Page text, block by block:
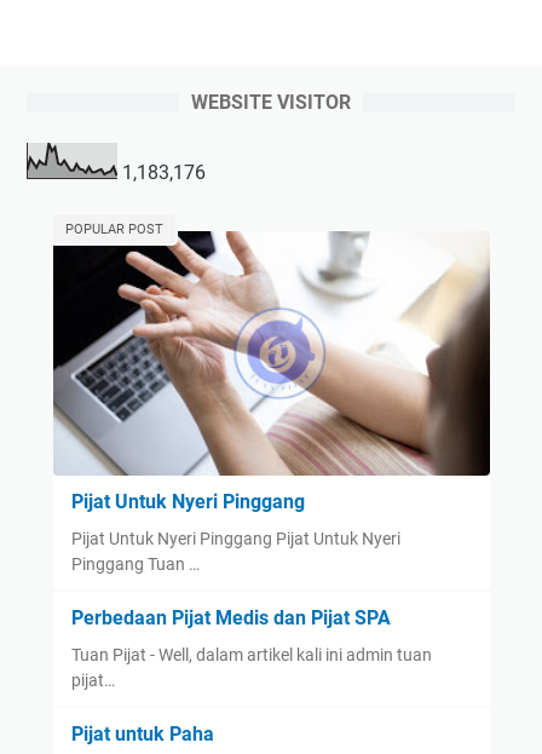
WEBSITE VISITOR
1,183,176
POPULAR POST
Pijat Untuk Nyeri Pinggang
Pijat Untuk Nyeri Pinggang Pijat Untuk Nyeri
Pinggang Tuan …
Perbedaan Pijat Medis dan Pijat SPA
Tuan Pijat - Well, dalam artikel kali ini admin tuan
pijat…
Pijat untuk Paha